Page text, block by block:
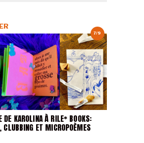
7/9
DE KAROLINA À RILE* BOOKS:
CLUBBING ET MICROPOÈMES